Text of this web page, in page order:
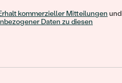
kommerzieller Mitteilungen und
Daten zu diesen